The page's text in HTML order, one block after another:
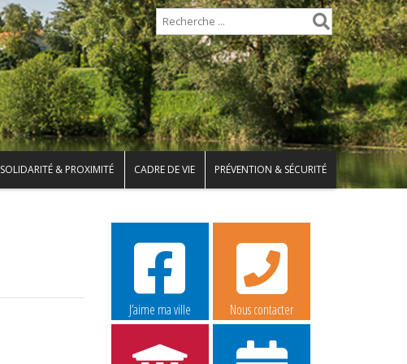
SOLIDARITÉ & PROXIMITÉ CADRE DE VIE PRÉVENTION & SÉCURITÉ
J’aime ma ville Nous contacter